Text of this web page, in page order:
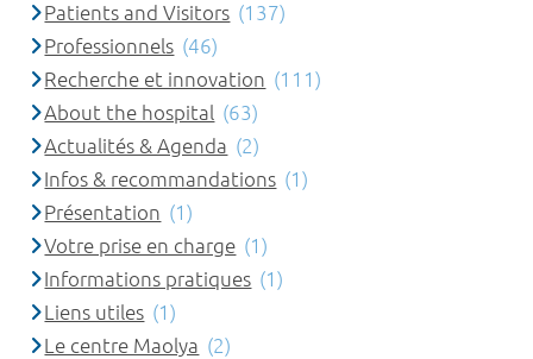
Patients and Visitors (137)
Professionnels (46)
Recherche et innovation (111)
About the hospital (63)
Actualités & Agenda (2)
Infos & recommandations (1)
Présentation (1)
Votre prise en charge (1)
Informations pratiques (1)
Liens utiles (1)
Le centre Maolya (2)